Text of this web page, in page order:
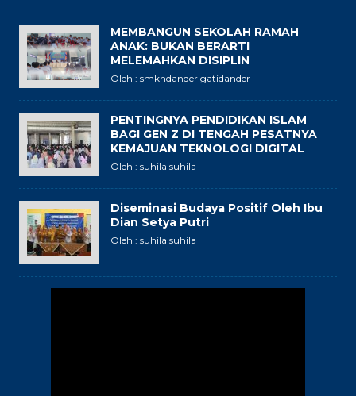
MEMBANGUN SEKOLAH RAMAH
ANAK: BUKAN BERARTI
MELEMAHKAN DISIPLIN
Oleh : smkndander gatidander
PENTINGNYA PENDIDIKAN ISLAM
BAGI GEN Z DI TENGAH PESATNYA
KEMAJUAN TEKNOLOGI DIGITAL
Oleh : suhila suhila
Diseminasi Budaya Positif Oleh Ibu
Dian Setya Putri
Oleh : suhila suhila